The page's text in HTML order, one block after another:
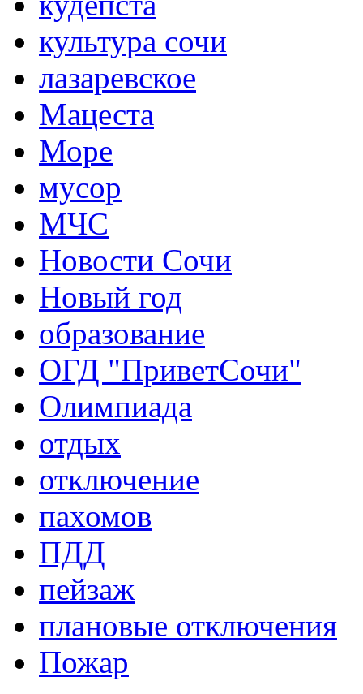
культура сочи
лазаревское
Мацеста
Море
мусор
МЧС
Новости Сочи
Новый год
образование
ОГД "ПриветСочи"
Олимпиада
отдых
отключение
пахомов
ПДД
пейзаж
плановые отключения
Пожар